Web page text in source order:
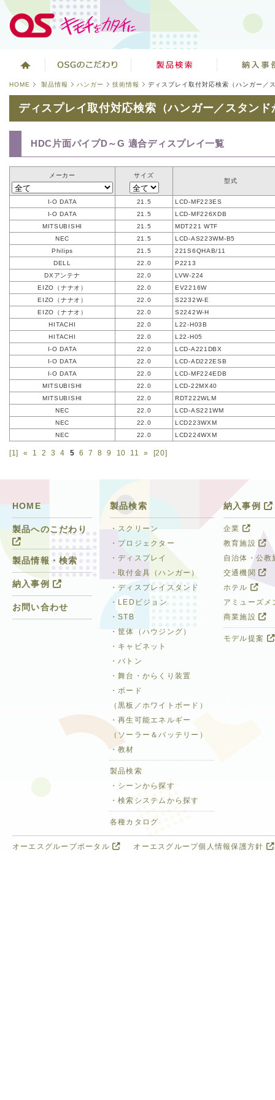
HOME 製品情報 ハンガー 技術情報 ディスプレイ取付対応検索（ハンガー／
ディスプレイ取付対応検索（ハンガー／スタン
HDC片面パイプD～G 適合ディスプレイ一覧
メーカー
サイズ
型式
I-O DATA 21.5
LCD-MF223ES
I-O DATA
21.5
LCD-MF226XDB
MITSUBISHI
21.5
MDT221 WTF
NEC
21.5
LCD-AS223WM-B5
Philips
21.5
221S6QHAB/11
DELL
22.0
P2213
DXアンテナ
22.0
LVW-224
EIZO（ナナオ）
22.0
EV2216W
EIZO（ナナオ）
22.0
S2232W-E
EIZO（ナナオ）
22.0
S2242W-H
HITACHI
22.0
L22-H03B
HITACHI
22.0
L22-H05
I-O DATA
22.0
LCD-A221DBX
I-O DATA
22.0
LCD-AD222ESB
I-O DATA
22.0
LCD-MF224EDB
MITSUBISHI
22.0
LCD-22MX40
MITSUBISHI
22.0
RDT222WLM
NEC
22.0
LCD-AS221WM
NEC
22.0
LCD223WXM
NEC
22.0 LCD224WXM
[1] « 1 2 3 4 5 6 7 8 9 10 11 » [20]
HOME
製品へのこだわり
製品情報・検索
納入事例
お問い合わせ
納入事例
企業
教育施設
自治体・公教
交通機関
ホテル
アミューズ
商業施設
モデル提案
製品検索
・スクリーン
・プロジェクター
・ディスプレイ
・取付金具（ハンガー）
・ディスプレイスタンド
・LEDビジョン
・STB
・筐体（ハウジング）
・キャビネット
・バトン
・舞台・からくり装置
・ボード
（黒板／ホワイトボード）
・再生可能エネルギー
（ソーラー＆バッテリー）
・教材
製品検索
・シーンから探す
・検索システムから探す
各種カタログ
オーエスグループポータル オーエスグループ個人情報保護方針